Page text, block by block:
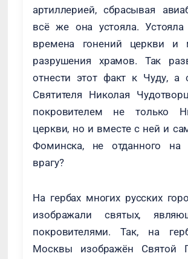
артиллерией, сбрасывая
всё же она устояла.
времена гонений церкви и
разрушения храмов. Так
отнести этот факт к Чуду, а
Святителя Николая
покровителем не только
церкви, но и вместе с ней и
Фоминска, не отданного на
врагу?
На гербах многих русских
изображали святых,
покровителями. Так, на
Москвы изображён Святой